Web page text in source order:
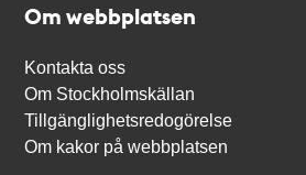
Om webbplatsen
Kontakta oss
Om Stockholmskällan
Tillgänglighetsredogörelse
Om kakor på webbplatsen